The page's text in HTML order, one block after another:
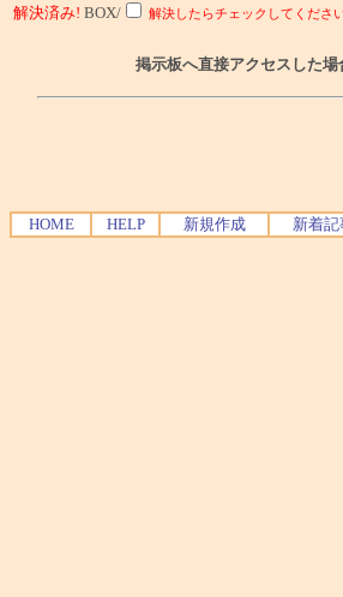
解決済み! BOX/ 解決したらチェックしてくださ
掲示板へ直接アクセスした場
HOME HELP 新規作成 新着記